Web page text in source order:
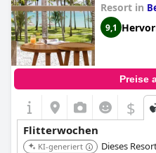
Resort in
9,1
Preise
$
Flitterwochen
KI-generiert
Dieses